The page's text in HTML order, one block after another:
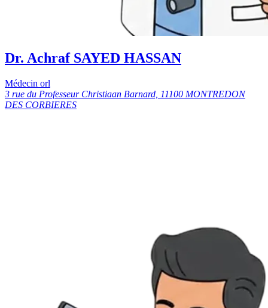
Dr. Achraf SAYED HASSAN
Médecin orl
3 rue du Professeur Christiaan Barnard, 11100 MONTREDON
DES CORBIERES